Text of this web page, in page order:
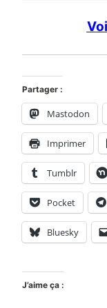
Partager :
Mastodon
Imprimer
Tumblr
Pocket
Bluesky
J’aime ça :